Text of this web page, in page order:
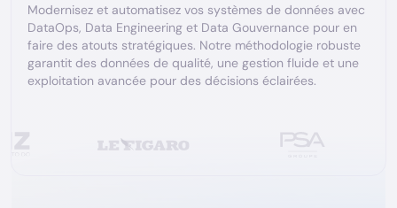
Modernisez et automatisez vos systèmes de données avec
DataOps, Data Engineering et Data Gouvernance pour en
faire des atouts stratégiques. Notre méthodologie robuste
garantit des données de qualité, une gestion fluide et une
exploitation avancée pour des décisions éclairées.